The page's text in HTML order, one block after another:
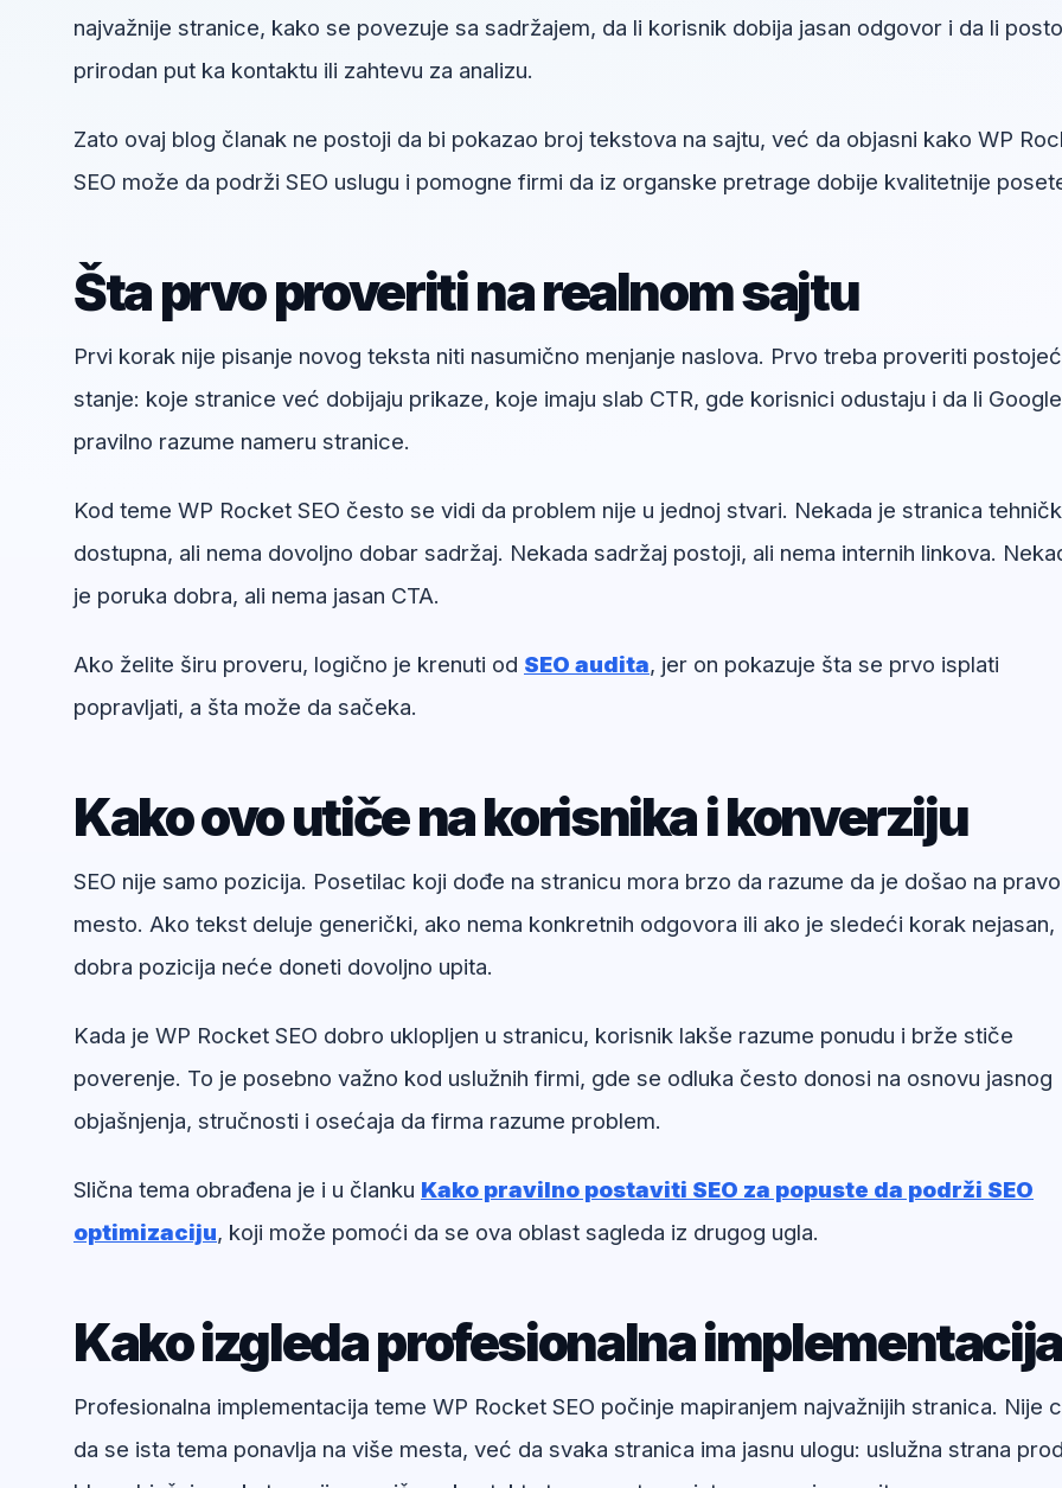
najvažnije stranice, kako se povezuje sa sadržajem, da li korisnik dobija jasan odgovor i da li
prirodan put ka kontaktu ili zahtevu za analizu.
Zato ovaj blog članak ne postoji da bi pokazao broj tekstova na sajtu, već da objasni kako WP
SEO može da podrži SEO uslugu i pomogne firmi da iz organske pretrage dobije kvalitetnije
Šta prvo proveriti na realnom sajtu
Prvi korak nije pisanje novog teksta niti nasumično menjanje naslova. Prvo treba proveriti
stanje: koje stranice već dobijaju prikaze, koje imaju slab CTR, gde korisnici odustaju i da li Google
pravilno razume nameru stranice.
Kod teme WP Rocket SEO često se vidi da problem nije u jednoj stvari. Nekada je stranica
dostupna, ali nema dovoljno dobar sadržaj. Nekada sadržaj postoji, ali nema internih linkova.
je poruka dobra, ali nema jasan CTA.
Ako želite širu proveru, logično je krenuti od SEO audita, jer on pokazuje šta se prvo isplati
popravljati, a šta može da sačeka.
Kako ovo utiče na korisnika i konverziju
SEO nije samo pozicija. Posetilac koji dođe na stranicu mora brzo da razume da je došao na pravo
mesto. Ako tekst deluje generički, ako nema konkretnih odgovora ili ako je sledeći korak nejasan,
dobra pozicija neće doneti dovoljno upita.
Kada je WP Rocket SEO dobro uklopljen u stranicu, korisnik lakše razume ponudu i brže stiče
poverenje. To je posebno važno kod uslužnih firmi, gde se odluka često donosi na osnovu jasnog
objašnjenja, stručnosti i osećaja da firma razume problem.
Slična tema obrađena je i u članku Kako pravilno postaviti SEO za popuste da podrži SEO
optimizaciju, koji može pomoći da se ova oblast sagleda iz drugog ugla.
Kako izgleda profesionalna
Profesionalna implementacija teme WP Rocket SEO počinje mapiranjem najvažnijih stranica. Nije
da se ista tema ponavlja na više mesta, već da svaka stranica ima jasnu ulogu: uslužna strana